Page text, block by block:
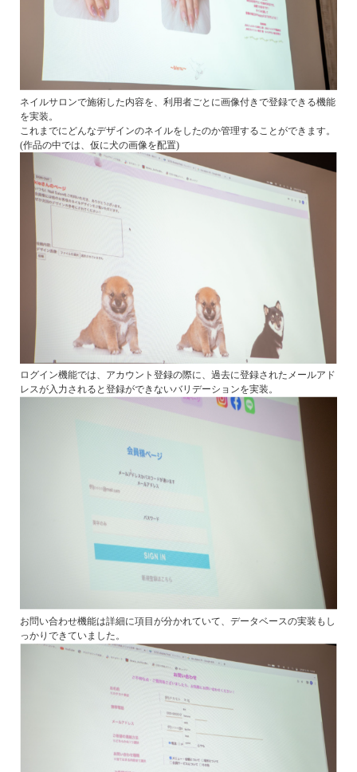
ネイルサロンで施術した内容を、利用者ごとに画像付きで登録できる機能
を実装。
これまでにどんなデザインのネイルをしたのか管理することができます。
(作品の中では、仮に犬の画像を配置)
ログイン機能では、アカウント登録の際に、過去に登録されたメールアド
レスが入力されると登録ができないバリデーションを実装。
お問い合わせ機能は詳細に項目が分かれていて、データベースの実装もし
っかりできていました。